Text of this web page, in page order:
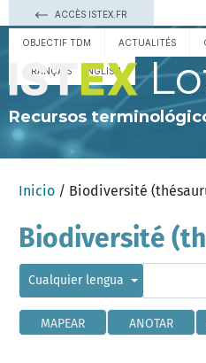
ACCÈS ISTEX.FR
OBJECTIF TDM ACTUALITÉS
FRANÇAIS ENGLISH
Recursos
Inicio / Biodiversité
Biodiversité
Cualquier lengua
MAPEAR ANOTAR